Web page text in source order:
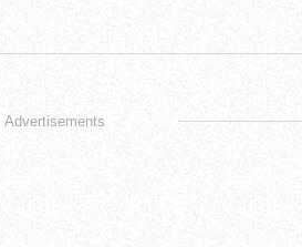
Advertisements